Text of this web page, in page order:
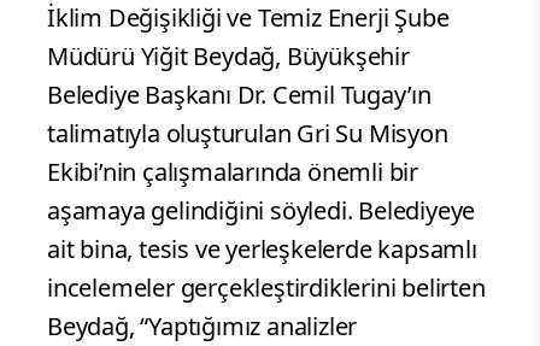
İklim Değişikliği ve Temiz Enerji Şube
Müdürü Yiğit Beydağ, Büyükşehir
Belediye Başkanı Dr. Cemil Tugay’ın
talimatıyla oluşturulan Gri Su Misyon
Ekibi’nin çalışmalarında önemli bir
aşamaya gelindiğini söyledi. Belediyeye
ait bina, tesis ve yerleşkelerde kapsamlı
incelemeler gerçekleştirdiklerini belirten
Beydağ, “Yaptığımız analizler